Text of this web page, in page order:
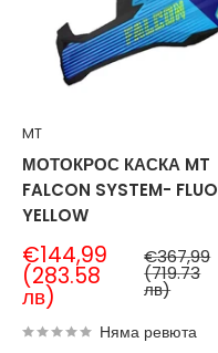
MT
МОТОКРОС КАСКА MT
FALCON SYSTEM- FLUO
YELLOW
Продажна
цена
€144,99
(283.58
лв)
Нормална
цена
€367,99
(719.73
лв)
Няма ревюта